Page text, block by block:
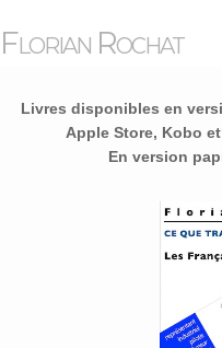
Florian Rochat
Livres disponibles en
Apple Store, Kobo
En version